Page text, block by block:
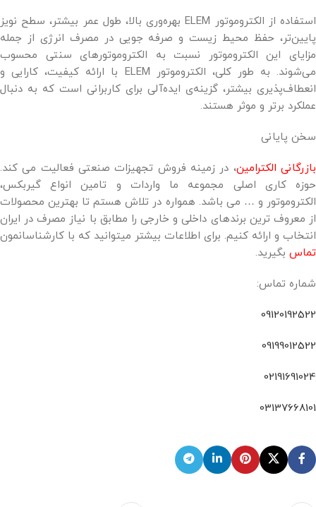
استفاده از الکتروموتور ELEM بهره‌وری بالا، طول عمر بیشتر، سطح نویز
پایین‌تر، حفظ محیط زیست و صرفه جویی در مصرف انرژی از جمله
مزایای این الکتروموتور نسبت به الکتروموتورهای سنتی محسوب
می‌شوند. به طور کلی، الکتروموتور ELEM با ارائه کیفیت، کارایی و
انعطاف‌پذیری بیشتر، گزینه‌ی ایده‌آلی برای کاربرانی است که به دنبال
عملکرد برتر و موثر هستند.
سخن پایانی
بازرگانی الکترامین، در زمینه فروش تجهیزات صنعتی فعالیت می کند.
حوزه کاری اصلی مجموعه ما واردات و تامین انواع گیربکس،
الکتروموتور و … می باشد. همواره در تلاش هستم تا بهترین محصولات
از معروف ترین برندهای داخلی و خارجی را مطابق با نیاز مصرف در ایران
انتخاب و ارائه کنیم. برای اطلاعات بیشتر میتوانید که با کارشناسانمون
تماس بگیرید.
شماره تماس:
09120192522
09199012522
02191691024
03137668101